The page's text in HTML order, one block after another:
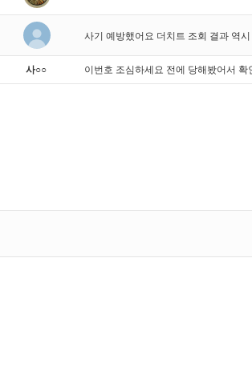
사기 예방했어요 더치트 조회 결과 역
사○○ 이번호 조심하세요 전에 당해봤어서 확